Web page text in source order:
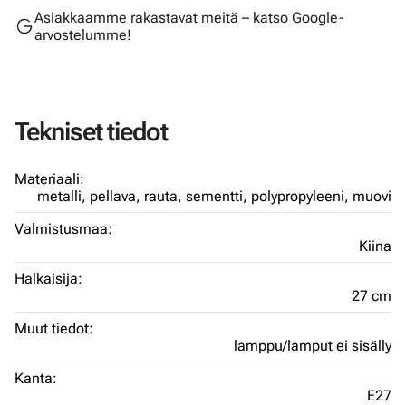
Asiakkaamme rakastavat meitä – katso Google-
arvostelumme!
Tekniset tiedot
Materiaali:
metalli, pellava, rauta, sementti, polypropyleeni, muovi
Valmistusmaa:
Kiina
Halkaisija:
27 cm
Muut tiedot:
lamppu/lamput ei sisälly
Kanta:
E27